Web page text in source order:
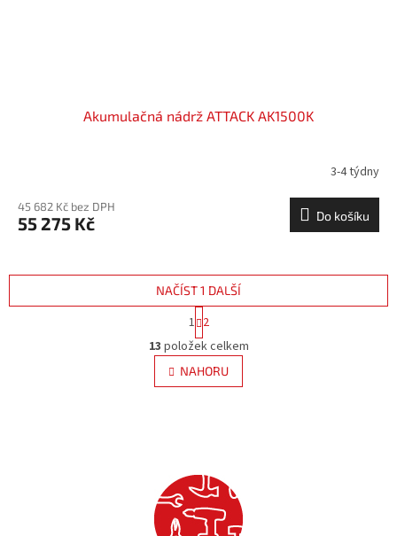
Akumulačná nádrž ATTACK AK1500K
3-4 týdny
45 682 Kč bez DPH
55 275 Kč Do košíku
O
v
l
á
p
r
v
k
NAČÍST 1 DALŠÍ
S
t
r
á
n
k
1 2
13 položek celkem
NAHORU